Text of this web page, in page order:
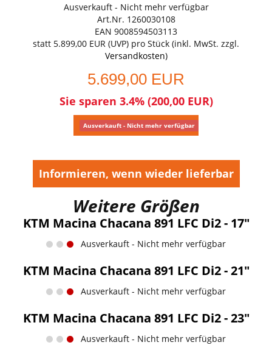
Ausverkauft - Nicht mehr verfügbar
Art.Nr. 1260030108
EAN 9008594503113
statt 5.899,00 EUR (UVP) pro Stück (inkl. MwSt. zzgl.
Versandkosten)
5.699,00 EUR
Sie sparen 3.4% (200,00 EUR)
Ausverkauft - Nicht mehr verfügbar
Informieren, wenn wieder lieferbar
Weitere Größen
KTM Macina Chacana 891 LFC Di2 - 17"
Ausverkauft - Nicht mehr verfügbar
KTM Macina Chacana 891 LFC Di2 - 21"
Ausverkauft - Nicht mehr verfügbar
KTM Macina Chacana 891 LFC Di2 - 23"
Ausverkauft - Nicht mehr verfügbar